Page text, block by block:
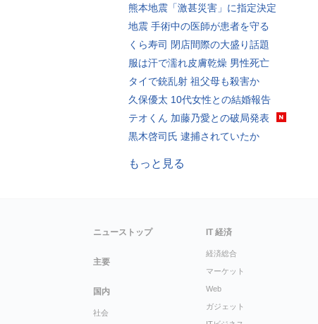
熊本地震「激甚災害」に指定決定
地震 手術中の医師が患者を守る
くら寿司 閉店間際の大盛り話題
服は汗で濡れ皮膚乾燥 男性死亡
タイで銃乱射 祖父母も殺害か
久保優太 10代女性との結婚報告
テオくん 加藤乃愛との破局発表
黒木啓司氏 逮捕されていたか
もっと見る
ニューストップ
主要
国内
社会
IT 経済
経済総合
マーケット
Web
ガジェット